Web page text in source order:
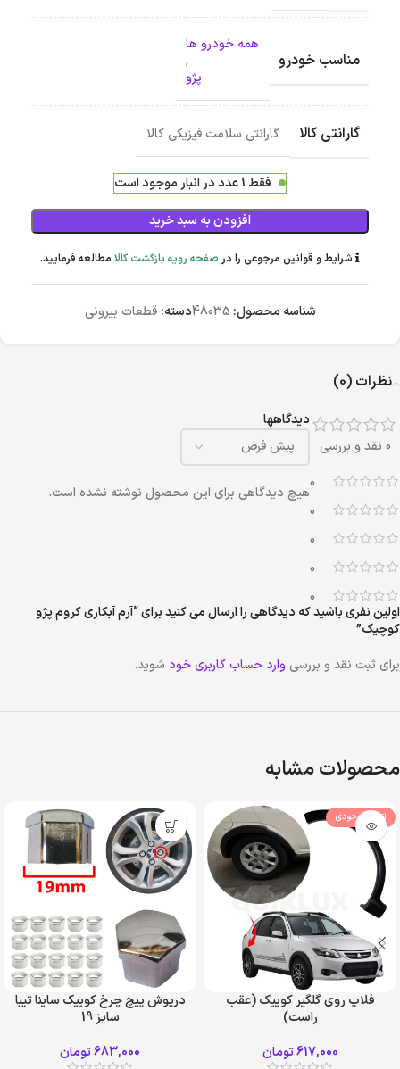
مناسب خودرو
همه خودرو ها
,
پژو
گارانتی کالا گارانتی سلامت فیزیکی کالا
فقط 1 عدد در انبار موجود است
افزودن به سبد خرید
شرایط و قوانین مرجوعی را در صفحه رویه بازگشت کالا مطالعه فرمایید.
شناسه محصول: 48035دسته: قطعات بیرونی
نظرات (0)
0 نقد و بررسی
0
0
0
0
0
دیدگاهها
هیچ دیدگاهی برای این محصول نوشته نشده است.
اولین نفری باشید که دیدگاهی را ارسال می کنید برای “آرم آبکاری کروم پژو
کوچیک”
برای ثبت نقد و بررسی وارد حساب کاربری خود شوید.
محصولات مشابه
اتمام موجودی
فلاپ روی گلگیر کوییک (عقب
راست)
617,000تومان
درپوش پیچ چرخ کوییک ساینا تیبا
سایز 19
683,000تومان